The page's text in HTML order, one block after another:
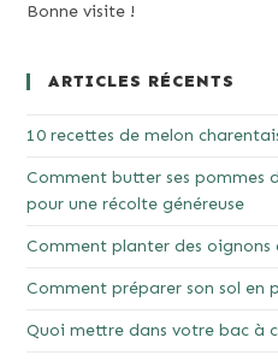
Bonne visite !
ARTICLES RÉCENTS
10 recettes de melon
Comment butter ses pommes
pour une récolte généreuse
Comment planter des oignons
Comment préparer son sol en
Quoi mettre dans votre bac à